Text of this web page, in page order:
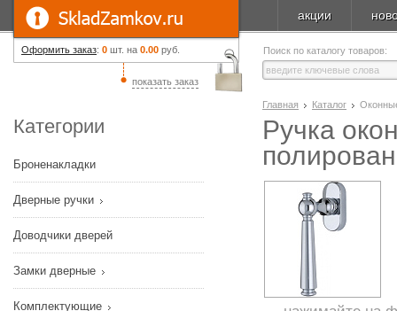
Оформить заказ: 0 шт. на 0.00 руб.
показать заказ
акции
Поиск по каталогу товаров:
Категории
Броненакладки
Дверные ручки
Доводчики дверей
Замки дверные
Комплектующие
Главная Каталог
Ручка